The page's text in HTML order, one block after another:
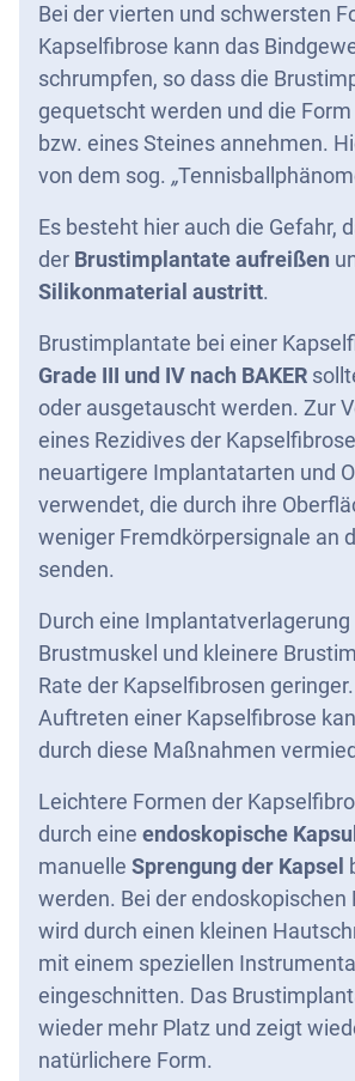
Bei der vierten und schwersten
Kapselfibrose kann das
schrumpfen, so dass die
gequetscht werden und die Form
bzw. eines Steines annehmen.
von dem sog. „
Es besteht hier auch die Gefahr,
der Brustimplantate aufreißen
Silikonmaterial austritt.
Brustimplantate bei einer
Grade III und IV nach BAKER
oder ausgetauscht werden. Zur
eines Rezidives der
neuartigere Implantatarten und
verwendet, die durch ihre
weniger Fremdkörpersignale an
senden.
Durch eine Implantatverlagerung
Brustmuskel und kleinere
Rate der Kapselfibrosen
Auftreten einer Kapselfibrose
durch diese Maßnahmen
Leichtere Formen der
durch eine endoskopische
manuelle Sprengung der Kapsel
werden. Bei der endoskopischen
wird durch einen kleinen
mit einem speziellen
eingeschnitten. Das
wieder mehr Platz und zeigt
natürlichere Form.